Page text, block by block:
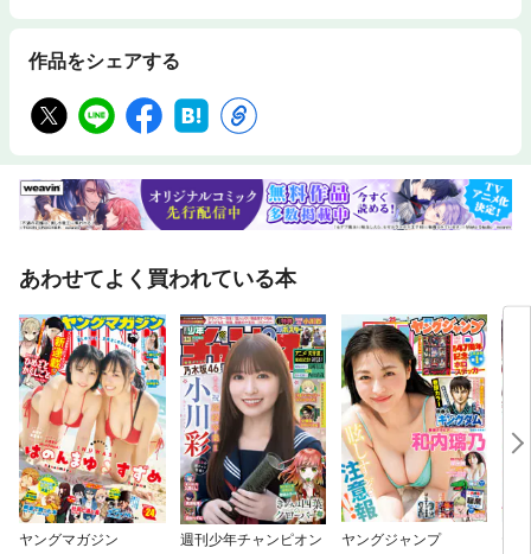
作品をシェアする
あわせてよく買われている本
ヤングマガジン 週刊少年チャンピオン ヤングジャンプ